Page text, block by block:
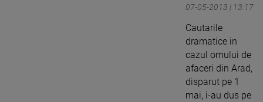
07-05-2013 | 13:17
Cautarile
dramatice in
cazul omului de
afaceri din Arad,
disparut pe 1
mai, i-au dus pe